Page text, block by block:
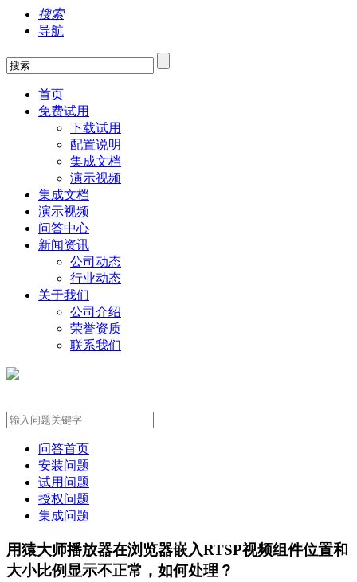
搜索
导航
首页
免费试用
下载试用
配置说明
集成文档
演示视频
集成文档
演示视频
问答中心
新闻资讯
公司动态
行业动态
关于我们
公司介绍
荣誉资质
联系我们
问答首页
安装问题
试用问题
授权问题
集成问题
用猿大师播放器在浏览器嵌入RTSP视频组件位置和
大小比例显示不正常，如何处理？